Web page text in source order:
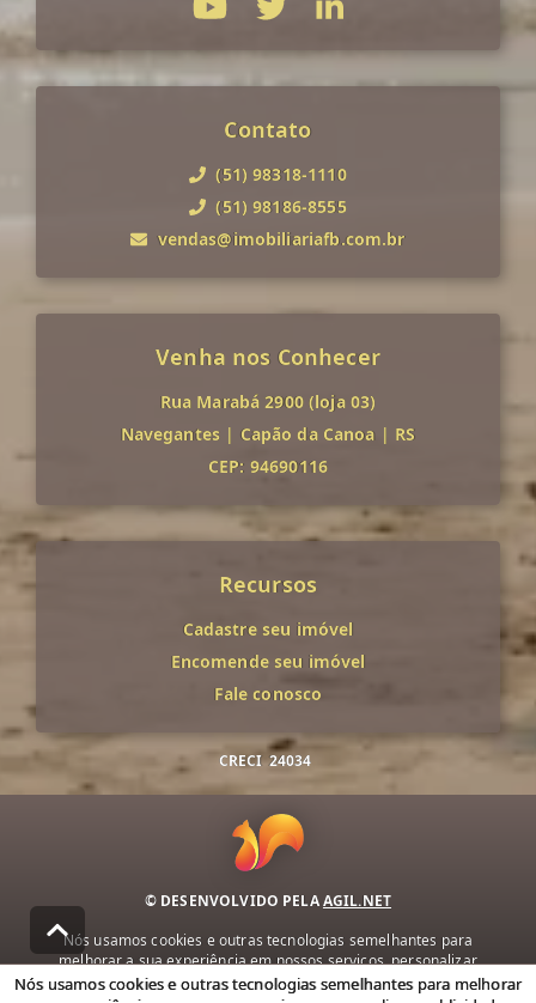
Contato
(51) 98318-1110
(51) 98186-8555
vendas@imobiliariafb.com.br
Venha nos Conhecer
Rua Marabá 2900 (loja 03)
Navegantes | Capão da Canoa | RS
CEP: 94690116
Recursos
Cadastre seu imóvel
Encomende seu imóvel
Fale conosco
CRECI 24034
© DESENVOLVIDO PELAAGIL.NET
Nós usamos cookies e outras tecnologias semelhantes para
melhorar a sua experiência em nossos serviços, personalizar
publicidade e recomendar conteúdo de seu interesse. Ao utilizar
Nós usamos cookies e outras tecnologias semelhantes para melhorar